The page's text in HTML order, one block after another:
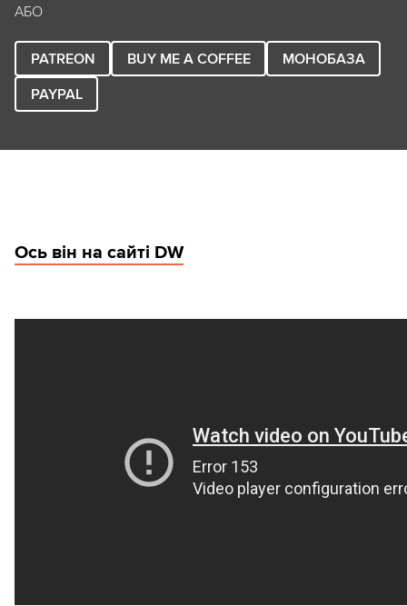
АБО
PATREON BUY ME A COFFEE
МОНОБАЗА
PAYPAL
Ось він на сайті DW